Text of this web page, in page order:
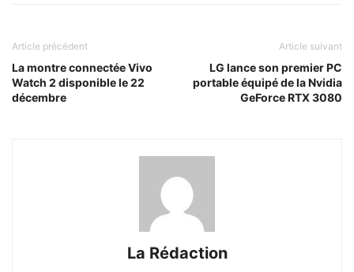
Article précédent
La montre connectée Vivo
Watch 2 disponible le 22
décembre
Article suivant
LG lance son premier PC
portable équipé de la Nvidia
GeForce RTX 3080
La Rédaction